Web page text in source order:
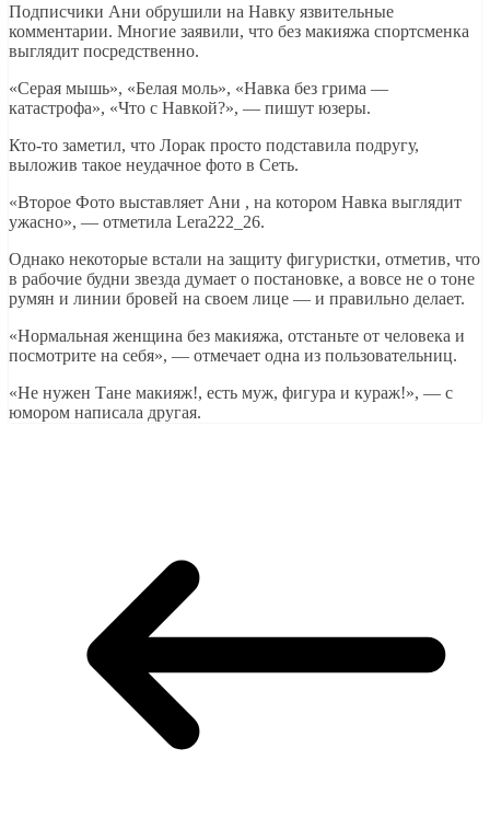
Подписчики Ани обрушили на Навку язвительные
комментарии. Многие заявили, что без макияжа спортсменка
выглядит посредственно.
«Серая мышь», «Белая моль», «Навка без грима —
катастрофа», «Что с Навкой?», — пишут юзеры.
Кто-то заметил, что Лорак просто подставила подругу,
выложив такое неудачное фото в Сеть.
«Второе Фото выставляет Ани , на котором Навка выглядит
ужасно», — отметила Lera222_26.
Однако некоторые встали на защиту фигуристки, отметив, что
в рабочие будни звезда думает о постановке, а вовсе не о тоне
румян и линии бровей на своем лице — и правильно делает.
«Нормальная женщина без макияжа, отстаньте от человека и
посмотрите на себя», — отмечает одна из пользовательниц.
«Не нужен Тане макияж!, есть муж, фигура и кураж!», — с
юмором написала другая.